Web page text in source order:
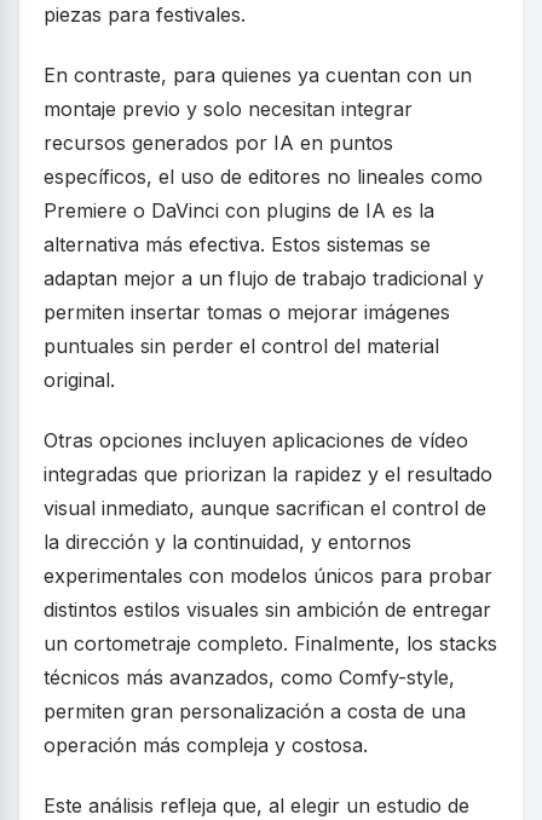
piezas para festivales.
En contraste, para quienes ya cuentan con un
montaje previo y solo necesitan integrar
recursos generados por IA en puntos
específicos, el uso de editores no lineales como
Premiere o DaVinci con plugins de IA es la
alternativa más efectiva. Estos sistemas se
adaptan mejor a un flujo de trabajo tradicional y
permiten insertar tomas o mejorar imágenes
puntuales sin perder el control del material
original.
Otras opciones incluyen aplicaciones de vídeo
integradas que priorizan la rapidez y el resultado
visual inmediato, aunque sacrifican el control de
la dirección y la continuidad, y entornos
experimentales con modelos únicos para probar
distintos estilos visuales sin ambición de entregar
un cortometraje completo. Finalmente, los stacks
técnicos más avanzados, como Comfy-style,
permiten gran personalización a costa de una
operación más compleja y costosa.
Este análisis refleja que, al elegir un estudio de